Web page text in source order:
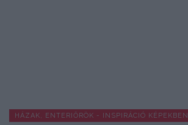
HÁZAK, ENTERIŐRÖK - INSPIRÁCIÓ KÉPEKBEN